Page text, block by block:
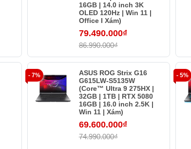
16GB | 14.0 inch 3K
OLED 120Hz | Win 11 |
Office I Xám)
79.490.000₫
86.990.000₫
- 7%
ASUS ROG Strix G16
G615LW-S5135W
(Core™ Ultra 9 275HX |
32GB | 1TB | RTX 5080
16GB | 16.0 inch 2.5K |
Win 11 | Xám)
69.600.000₫
74.990.000₫
- 5%